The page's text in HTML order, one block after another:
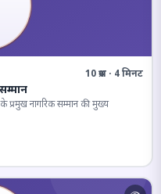
10 प्रश्न · 4 मिनट
प्रमुख नागरिक सम्मान की मुख्य